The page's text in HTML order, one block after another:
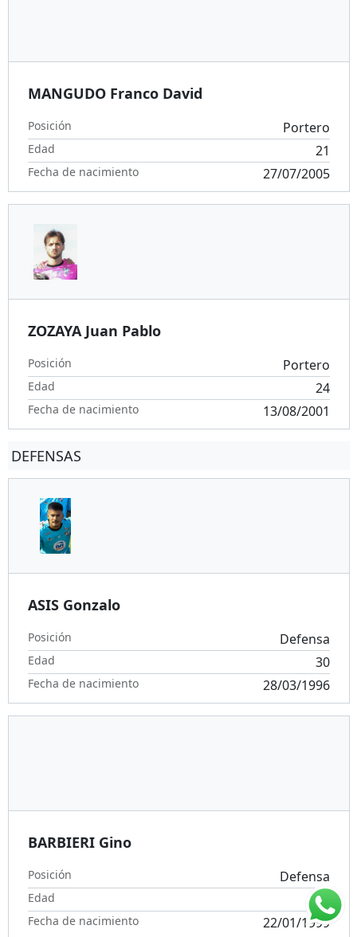
MANGUDO Franco David
Posición Portero
Edad 21
Fecha de nacimiento 27/07/2005
ZOZAYA Juan Pablo
Posición Portero
Edad 24
Fecha de nacimiento 13/08/2001
DEFENSAS
ASIS Gonzalo
Posición Defensa
Edad 30
Fecha de nacimiento 28/03/1996
BARBIERI Gino
Posición Defensa
Edad 27
Fecha de nacimiento 22/01/1999